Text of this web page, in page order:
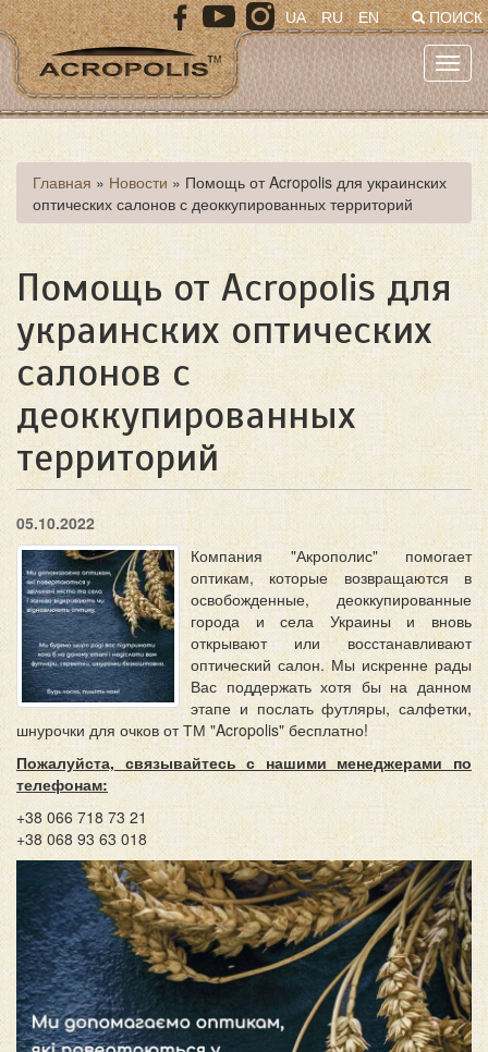
Перейти
к
основному
содержанию
ПОИСК
UA RU EN
Вы
здесь
Главная » Новости » Помощь от Acropolis для украинских
оптических салонов с деоккупированных территорий
Помощь от Acropolis для
украинских оптических
салонов с
деоккупированных
территорий
05.10.2022
Компания "Акрополис" помогает
оптикам, которые возвращаются в
освобожденные, деоккупированные
города и села Украины и вновь
открывают или восстанавливают
оптический салон. Мы искренне рады
Вас поддержать хотя бы на данном
этапе и послать футляры, салфетки,
шнурочки для очков от ТМ "Acropolis" бесплатно!
Пожалуйста, связывайтесь с нашими менеджерами по
телефонам:
+38 066 718 73 21
+38 068 93 63 018